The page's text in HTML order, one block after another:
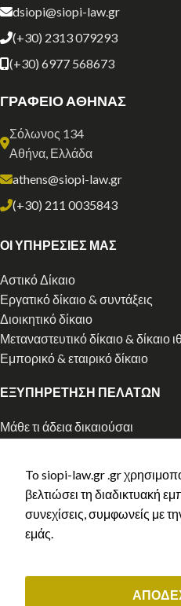
dsiopi@siopi-law.gr
(+30) 2313 079293
(+30) 6977 568673
ΓΡΑΦΕΙΟ ΑΘΗΝΑΣ
Σόλωνος 134
Αθήνα, Ελλάδα
athens@siopi-law.gr
(+30) 211 0035843
ΟΙ ΥΠΗΡΕΣΙΕΣ ΜΑΣ
Αστικό Δίκαιο
Εργατικό δίκαιο & συντάξεις
Διοικητικό δίκαιο
Μεταναστευτικό δίκαιο & δίκαιο
Εμπορικό & εταιρικό δίκαιο
ΕΞΥΠΗΡΕΤΗΣΗ ΠΕΛΑΤΩΝ
Μάθε τι άδεια δικαιούσαι
Ελληνική Ιθαγένεια
Κλείστε ραντεβού
Τρόποι Πληρωμής
Πολιτική Aπορρήτου
To siopi-law.gr .gr
βελτιώσει τη διαδικτυακή
συνεχίσεις, συμφωνείς με
εμάς.